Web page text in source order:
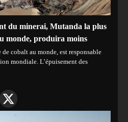
du minerai, Mutanda la plus
monde, produira moins
cobalt au monde, est responsable
mondiale. L’épuisement des